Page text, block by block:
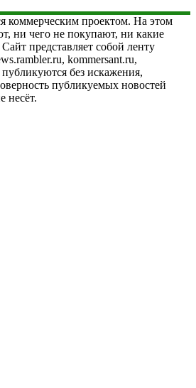
коммерческим проектом. На этом
ни чего не покупают, ни какие
представляет собой ленту
kommersant.ru,
без искажения,
публикуемых новостей
несёт.